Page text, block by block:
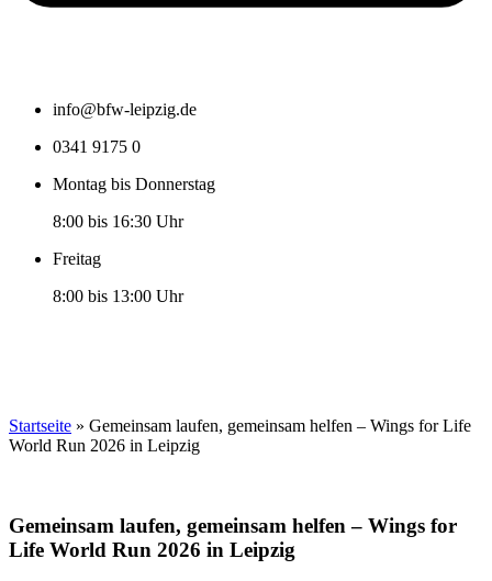
info@bfw-leipzig.de
0341 9175 0
Montag bis Donnerstag
8:00 bis 16:30 Uhr
Freitag
8:00 bis 13:00 Uhr
Startseite » Gemeinsam laufen, gemeinsam helfen – Wings for Life
World Run 2026 in Leipzig
Gemeinsam laufen, gemeinsam helfen – Wings for
Life World Run 2026 in Leipzig